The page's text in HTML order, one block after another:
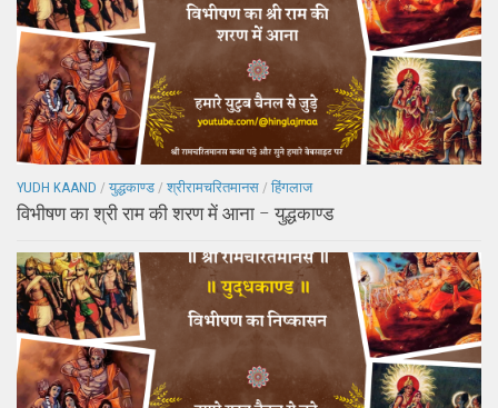
YUDH KAAND / युद्धकाण्ड / श्रीरामचरितमानस / हिंगलाज
विभीषण का श्री राम की शरण में आना – युद्धकाण्ड